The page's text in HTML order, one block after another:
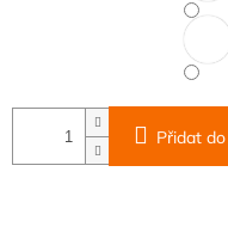
Přidat